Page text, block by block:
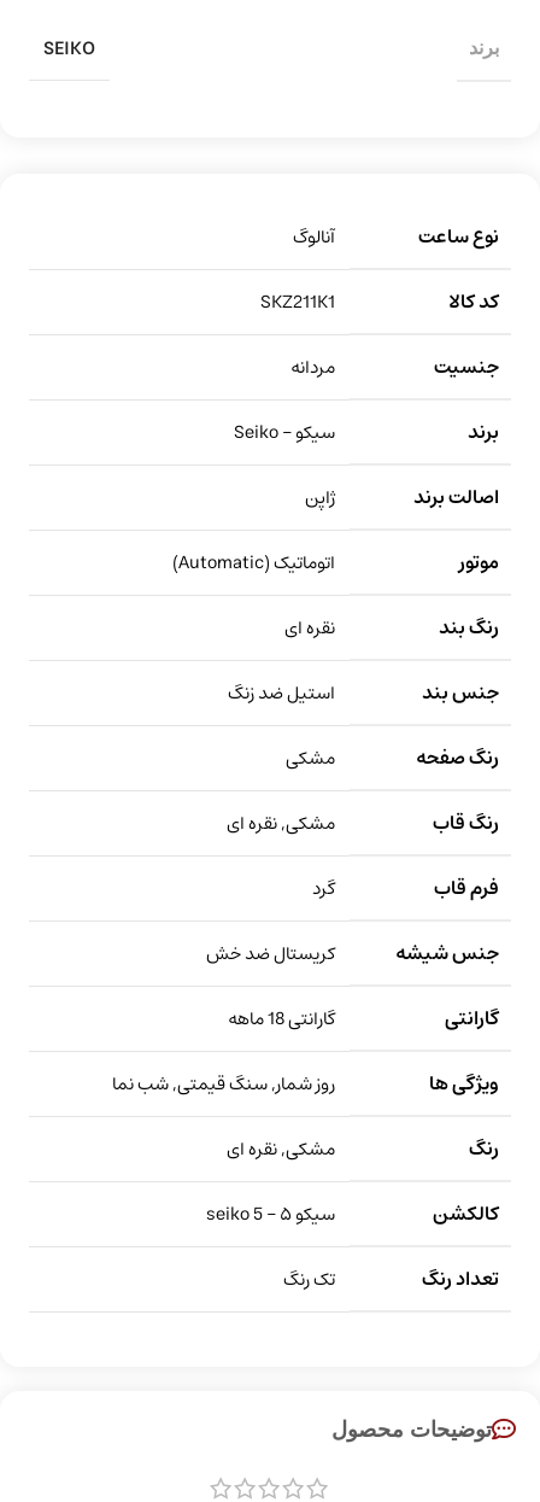
نوع ساعت آنالوگ
کد کالا SKZ211K1
جنسیت مردانه
برند سیکو – Seiko
اصالت برند ژاپن
موتور اتوماتیک (Automatic)
رنگ بند نقره ای
جنس بند استیل ضد زنگ
رنگ صفحه مشکی
رنگ قاب مشکی, نقره ای
فرم قاب گرد
جنس شیشه کریستال ضد خش
گارانتی گارانتی 18 ماهه
ویژگی ها روز شمار, سنگ قیمتی, شب نما
رنگ مشکی, نقره ای
کالکشن سیکو ۵ – seiko 5
تعداد رنگ تک رنگ
برند SEIKO
توضیحات محصول